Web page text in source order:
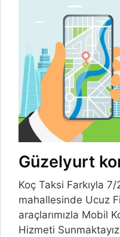
Güzelyurt
Koç Taksi Farkıyla
mahallesinde Ucuz
araçlarımızla Mobil
Hizmeti